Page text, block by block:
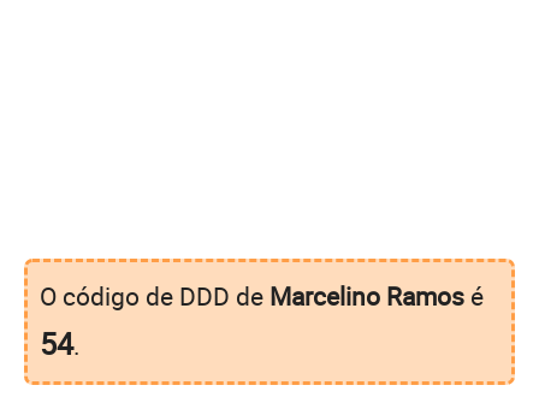
O código de DDD de Marcelino Ramos é
54.